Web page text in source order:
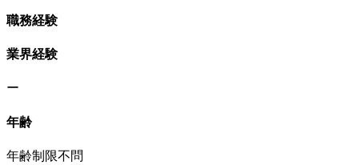
職務経験
業界経験
ー
年齢
年齢制限不問